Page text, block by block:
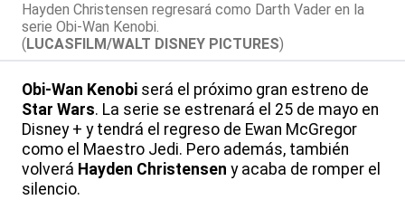
Hayden Christensen regresará como Darth Vader en la
serie Obi-Wan Kenobi.
(LUCASFILM/WALT DISNEY PICTURES)
Obi-Wan Kenobi será el próximo gran estreno de
Star Wars. La serie se estrenará el 25 de mayo en
Disney + y tendrá el regreso de Ewan McGregor
como el Maestro Jedi. Pero además, también
volverá Hayden Christensen y acaba de romper el
silencio.